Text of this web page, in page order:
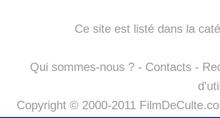
Ce site est listé dans la
Qui sommes-nous ? - Contacts -
Copyright © 2000-2011